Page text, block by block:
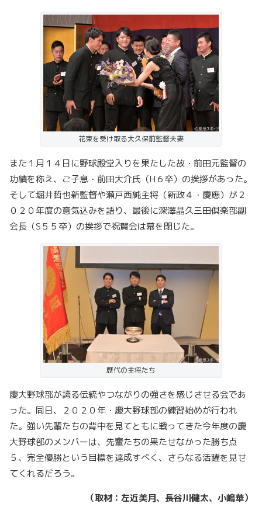
花束を受け取る大久保前監督夫妻
また１月１４日に野球殿堂入りを果たした故・前田元監督の
功績を称え、ご子息・前田大介氏（H６卒）の挨拶があった。
そして堀井哲也新監督や瀬戸西純主将（新政４・慶應）が２
０２０年度の意気込みを語り、最後に深澤晶久三田倶楽部副
会長（S５５卒）の挨拶で祝賀会は幕を閉じた。
歴代の主将たち
慶大野球部が誇る伝統やつながりの強さを感じさせる会であ
った。同日、２０２０年・慶大野球部の練習始めが行われ
た。強い先輩たちの背中を見てともに戦ってきた今年度の慶
大野球部のメンバーは、先輩たちの果たせなかった勝ち点
５、完全優勝という目標を達成すべく、さらなる活躍を見せ
てくれるだろう。
（取材：左近美月、長谷川健太、小嶋華）